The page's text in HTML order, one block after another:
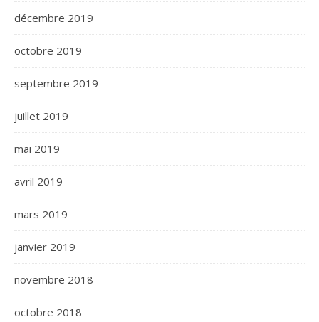
décembre 2019
octobre 2019
septembre 2019
juillet 2019
mai 2019
avril 2019
mars 2019
janvier 2019
novembre 2018
octobre 2018